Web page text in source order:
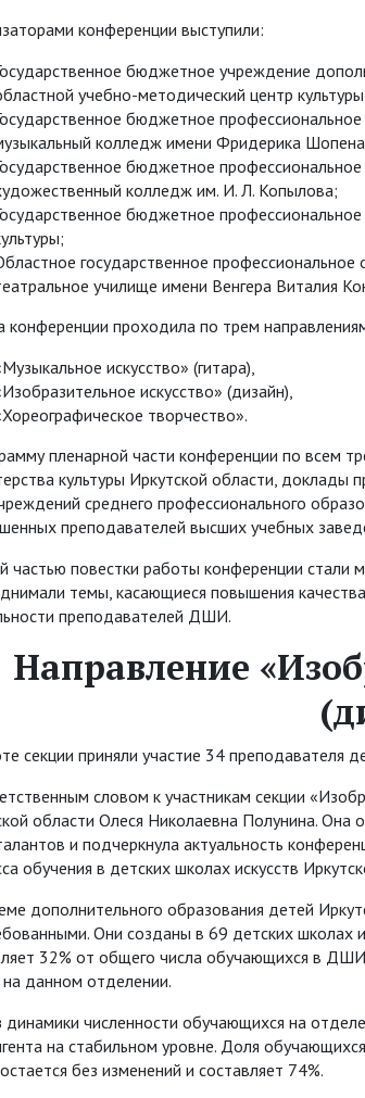
конференции выступили:
бюджетное учреждение
учебно-методический центр
бюджетное
колледж имени Фридерика
бюджетное
колледж им. И. Л. Копылова;
бюджетное
государственное
училище имени Венгера Виталия
конференции проходила по трем
искусство» (гитара),
искусство» (дизайн),
творчество».
пленарной части конференции по всем
культуры Иркутской области, доклады
среднего профессионального
преподавателей высших учебных
частью повестки работы конференции стали
темы, касающиеся повышения
преподавателей ДШИ.
Направление
секции приняли участие 34 преподавателя
словом к участникам секции
области Олеся Николаевна Полунина.
и подчеркнула актуальность
обучения в детских школах искусств
дополнительного образования детей
Они созданы в 69 детских школах
32% от общего числа обучающихся в
на данном отделении.
динамики численности обучающихся на
на стабильном уровне. Доля
без изменений и составляет 74%.